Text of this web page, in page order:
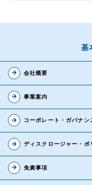
基
arrow_forward 会社概要
arrow_forward 事業案内
arrow_forward コーポレート・ガバナン
arrow_forward ディスクロージャー・ポ
arrow_forward 免責事項